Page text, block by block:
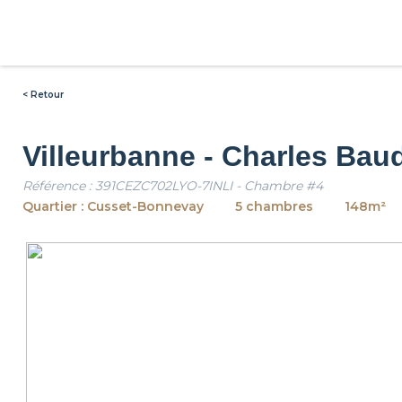
< Retour
Villeurbanne - Charles
Référence : 391CEZC702LYO-7INLI - Chambre #4
Quartier : Cusset-Bonnevay
5 chambres 148m²